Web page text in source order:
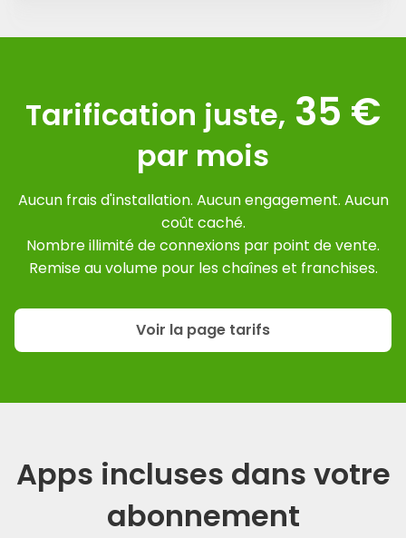
Tarification juste, 35 €
par mois
Aucun frais d'installation. Aucun engagement. Aucun
coût caché.
Nombre illimité de connexions par point de vente.
Remise au volume pour les chaînes et franchises.
Voir la page tarifs
Apps incluses dans votre
abonnement